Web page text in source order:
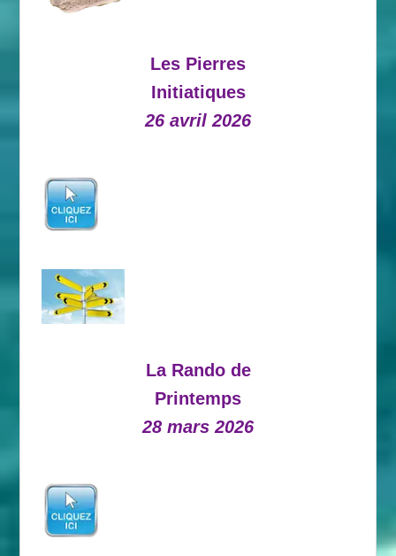
Les Pierres
Initiatiques
26 avril 2026
La Rando de
Printemps
28 mars 2026